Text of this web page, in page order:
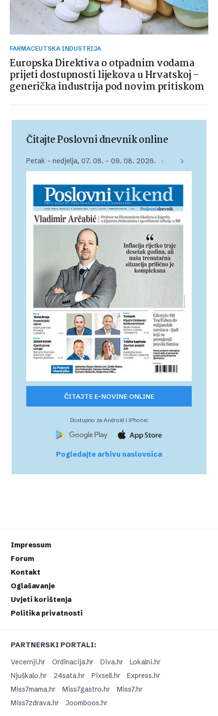
FARMACEUTSKA INDUSTRIJA
Europska Direktiva o otpadnim vodama
prijeti dostupnosti lijekova u Hrvatskoj –
generička industrija pod novim pritiskom
Čitajte Poslovni dnevnik online
Petak – nedjelja, 07. 08. – 09. 08. 2026.
ČITAJTE E-NOVINE ONLINE
Dostupno za Android i iPhone:
Pogledajte arhivu naslovnica
Impressum
Forum
Kontakt
Oglašavanje
Uvjeti korištenja
Politika privatnosti
PARTNERSKI PORTALI:
Vecernji.hr
Ordinacija.hr Diva.hr
Lokalni.hr
Njuškalo.hr
24sata.hr Pixsell.hr
Express.hr
Miss7mama.hr
Miss7gastro.hr
Miss7.hr
Miss7zdrava.hr
Joomboos.hr